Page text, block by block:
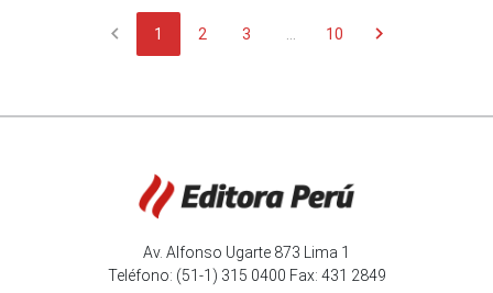
chevron_left 1 2 3 10 chevron_right
Av. Alfonso Ugarte 873 Lima 1
Teléfono: (51-1) 315 0400 Fax: 431 2849